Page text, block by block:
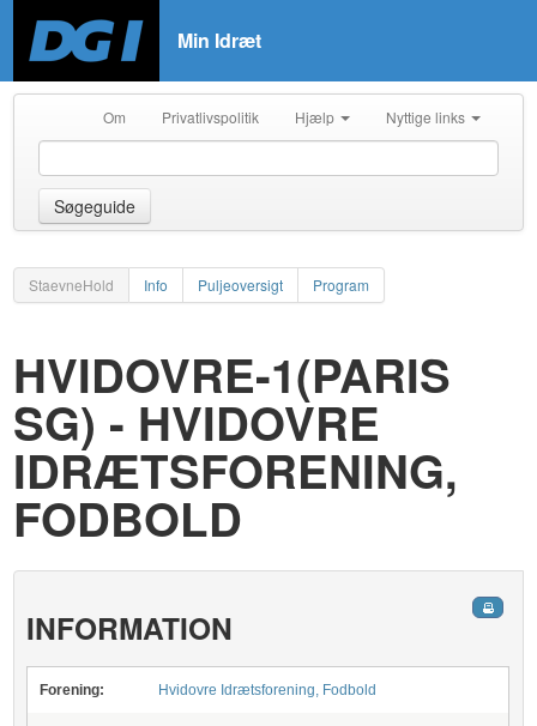
Min Idræt
Om Privatlivspolitik Hjælp Nyttige links
Søgeguide
StaevneHold Info Puljeoversigt Program
HVIDOVRE-1(PARIS
SG) - HVIDOVRE
IDRÆTSFORENING,
FODBOLD
INFORMATION
Forening: Hvidovre Idrætsforening, Fodbold